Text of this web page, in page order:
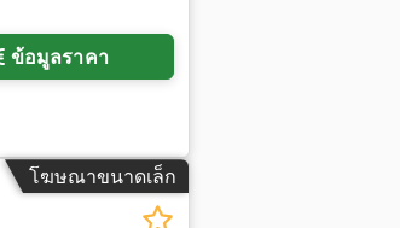
ข้อมูลราคา
โฆษณาขนาดเล็ก